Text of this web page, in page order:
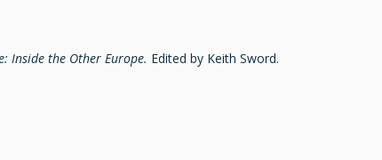
Inside the Other Europe. Edited by Keith Sword.